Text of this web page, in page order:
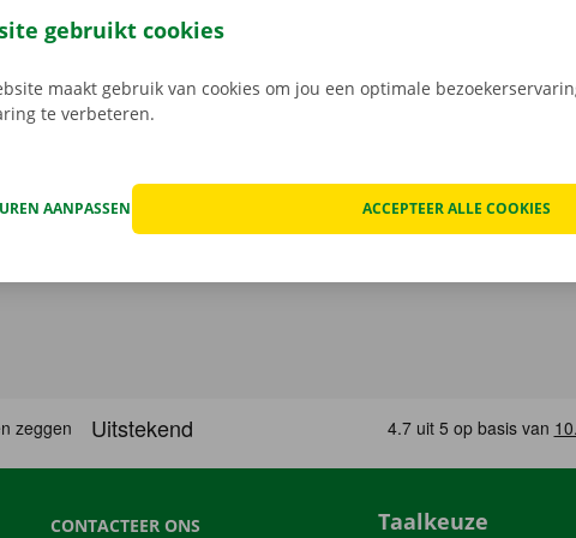
de gratis app voor Android via de
Store.
CONTACTEER ONS
Taalkeuze
gebruikt cookies
maakt gebruik van cookies om jou een optimale
te verbeteren.
AANPASSEN ACCEPTEER ALLE COOKIES